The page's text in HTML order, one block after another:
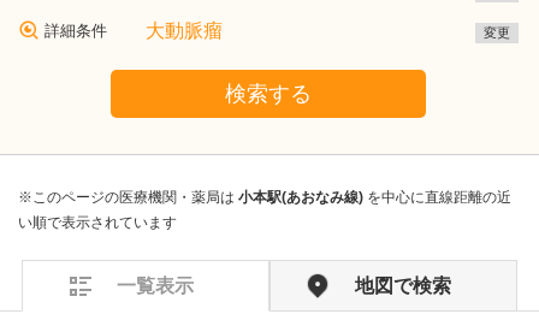
詳細条件 大動脈瘤 変更
検索する
※このページの医療機関・薬局は 小本駅(あおなみ線) を中心に直線距離の近
い順で表示されています
一覧表示 地図で検索